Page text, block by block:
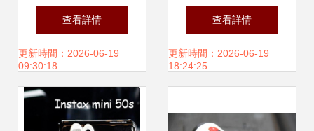
小但強大的現象級
魅力
查看詳情
更新時間：2026-06-19
09:30:18
Minox精品迷你相
機24K鍍金版DCC
查看詳情
更新時間：2026-06-19
18:24:25